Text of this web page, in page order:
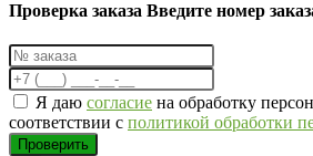
Проверка заказа Введите номер
Я даю согласие на обработку
соответствии с политикой обработки
Проверить